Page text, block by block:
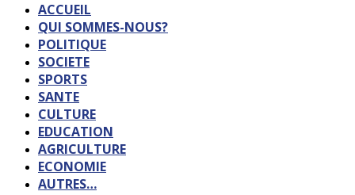
ACCUEIL
QUI SOMMES-NOUS?
POLITIQUE
SOCIETE
SPORTS
SANTE
CULTURE
EDUCATION
AGRICULTURE
ECONOMIE
AUTRES…